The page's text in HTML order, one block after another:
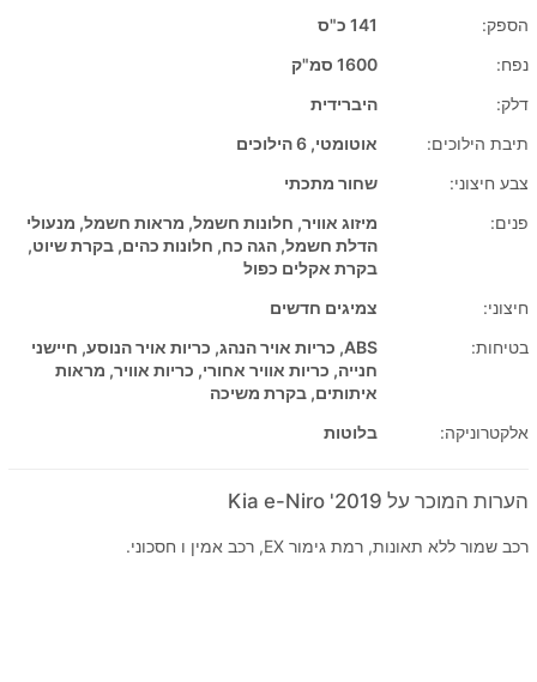
הספק:
141 כ"ס
נפח:
1600 סמ"ק
דלק:
היברידית
תיבת הילוכים:
אוטומטי, 6 הילוכים
צבע חיצוני:
שחור מתכתי
פנים:
מיזוג אוויר, חלונות חשמל, מראות חשמל, מנעולי
הדלת חשמל, הגה כח, חלונות כהים, בקרת שיוט,
בקרת אקלים כפול
חיצוני:
צמיגים חדשים
בטיחות:
ABS, כריות אויר הנהג, כריות אויר הנוסע, חיישני
חנייה, כריות אוויר אחורי, כריות אוויר, מראות
איתותים, בקרת משיכה
אלקטרוניקה:
בלוטות
הערות המוכר על 2019' Kia e-Niro
רכב שמור ללא תאונות, רמת גימור EX, רכב אמין ו חסכוני.